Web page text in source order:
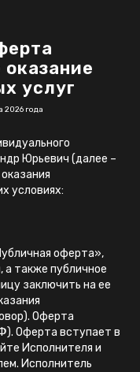
оказание
услуг
2026 года
Юрьевич (далее –
условиях:
оферта»,
также публичное
заключить на ее
Оферта
Оферта вступает в
Исполнителя и
Исполнитель